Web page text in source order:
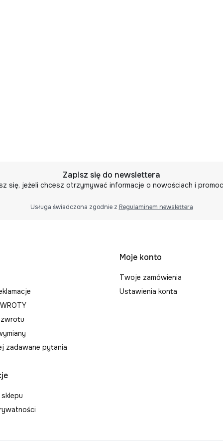
Zapisz się do newslettera
się, jeżeli chcesz otrzymywać informacje o nowościach i
Usługa świadczona zgodnie z Regulaminem newslettera
zwrotu
zadawane pytania
Moje konto
Twoje zamówienia
Ustawienia konta
sklepu